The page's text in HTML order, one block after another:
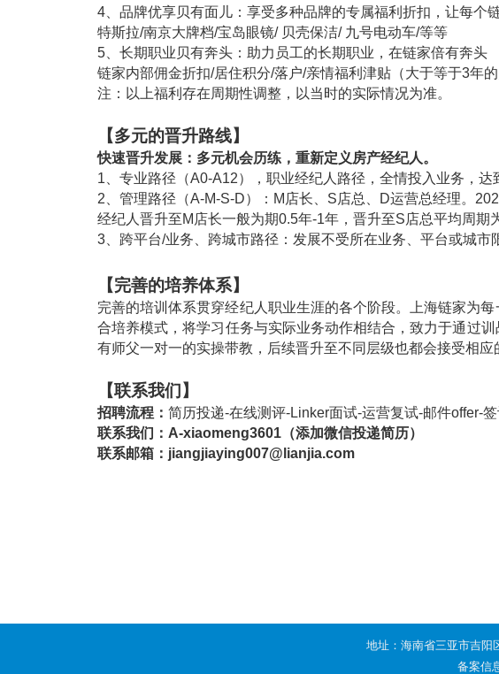
4 、品牌优享贝有面儿：享受多种品牌的专属福利折扣，让每个
特斯拉/南京大牌档/宝岛眼镜/ 贝壳保洁/ 九号电动车/等等
5 、长期职业贝有奔头：助力员工的长期职业，在链家倍有奔头
链家内部佣金折扣/居住积分/落户/亲情福利津贴（大于等于3年
注：以上福利存在周期性调整，以当时的实际情况为准。
【多元的晋升路线】
快速晋升发展：多元机会历练，重新定义房产经纪人。
1 、专业路径（A0-A12），职业经纪人路径，全情投入业务，
2 、管理路径（A-M-S-D）： M 店长、 S店总、 D运营总经理。
经纪人晋升至M 店长一般为期0.5年-1年，晋升至S店总平均周期
3 、跨平台/业务、跨城市路径：发展不受所在业务、平台或城市
【完善的培养体系】
完善的培训体系贯穿经纪人职业生涯的各个阶段。上海链家为
合培养模式，将学习任务与实际业务动作相结合，致力于通过
有师父一对一的实操带教，后续晋升至不同层级也都会接受相应
【联系我们】
招聘流程： 简历投递-在线测评-Linker面试-运营复试-邮件offer-
联系我们： A-xiaomeng3601（添加微信投递简历）
联系邮箱： jiangjiaying007@lianjia.com
地址：海南省三亚市吉阳
备案信